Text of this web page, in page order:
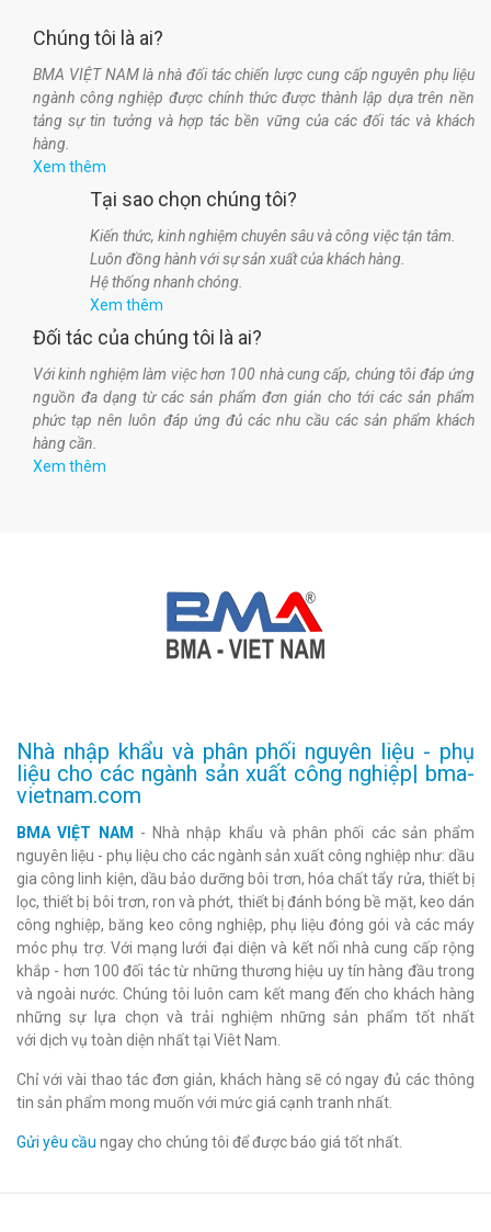
Chúng tôi là ai?
BMA VIỆT NAM là nhà đối tác chiến lược cung cấp nguyên phụ liệu
ngành công nghiệp được chính thức được thành lập dựa trên nền
tảng sự tin tưởng và hợp tác bền vững của các đối tác và khách
hàng.
Xem thêm
Tại sao chọn chúng tôi?
Kiến thức, kinh nghiệm chuyên sâu và công việc tận tâm.
Luôn đồng hành với sự sản xuất của khách hàng.
Hệ thống nhanh chóng.
Xem thêm
Đối tác của chúng tôi là ai?
Với kinh nghiệm làm việc hơn 100 nhà cung cấp, chúng tôi đáp ứng
nguồn đa dạng từ các sản phẩm đơn giản cho tới các sản phẩm
phức tạp nên luôn đáp ứng đủ các nhu cầu các sản phẩm khách
hàng cần.
Xem thêm
Nhà nhập khẩu và phân phối nguyên liệu - phụ
liệu cho các ngành sản xuất công nghiệp| bma-
vietnam.com
BMA VIỆT NAM
- Nhà nhập khẩu và phân phối các sản phẩm
nguyên liệu - phụ liệu cho các ngành sản xuất công nghiệp như: dầu
gia công linh kiện, dầu bảo dưỡng bôi trơn, hóa chất tẩy rửa, thiết bị
lọc, thiết bị bôi trơn, ron và phớt, thiết bị đánh bóng bề mặt, keo dán
công nghiệp, băng keo công nghiệp, phụ liệu đóng gói và các máy
móc phụ trợ. Với mạng lưới đại diện và kết nối nhà cung cấp rộng
khắp - hơn 100 đối tác từ những thương hiệu uy tín hàng đầu trong
và ngoài nước. Chúng tôi luôn cam kết mang đến cho khách hàng
những sự lựa chọn và trải nghiệm những sản phẩm tốt nhất
với dịch vụ toàn diện nhất tại Viêt Nam.
Chỉ với vài thao tác đơn giản, khách hàng sẽ có ngay đủ các thông
tin sản phẩm mong muốn với mức giá cạnh tranh nhất.
Gửi yêu cầu ngay cho chúng tôi để được báo giá tốt nhất.